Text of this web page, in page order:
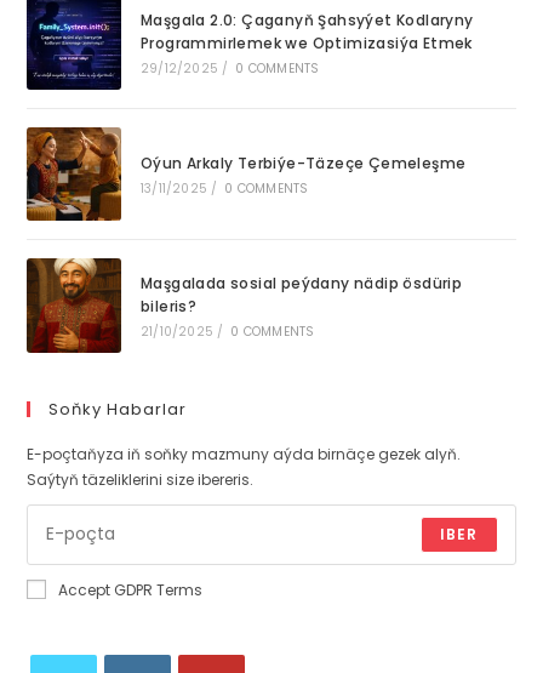
Maşgala 2.0: Çaganyň Şahsyýet Kodlaryny
Programmirlemek we Optimizasiýa Etmek
29/12/2025 / 0 COMMENTS
Oýun Arkaly Terbiýe-Täzeçe Çemeleşme
13/11/2025 / 0 COMMENTS
Maşgalada sosial peýdany nädip ösdürip
bileris?
21/10/2025 / 0 COMMENTS
Soňky Habarlar
E-poçtaňyza iň soňky mazmuny aýda birnäçe gezek alyň.
Saýtyň täzeliklerini size ibereris.
IBER
Accept GDPR Terms